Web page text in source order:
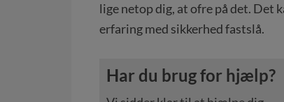
lige netop dig, at ofre på det. Det
erfaring med sikkerhed fastslå.
Har du brug for hjælp?